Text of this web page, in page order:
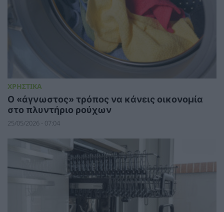
ΧΡΗΣΤΙΚΑ
Ο «άγνωστος» τρόπος να κάνεις οικονομία
στο πλυντήριο ρούχων
25/05/2026 - 07:04